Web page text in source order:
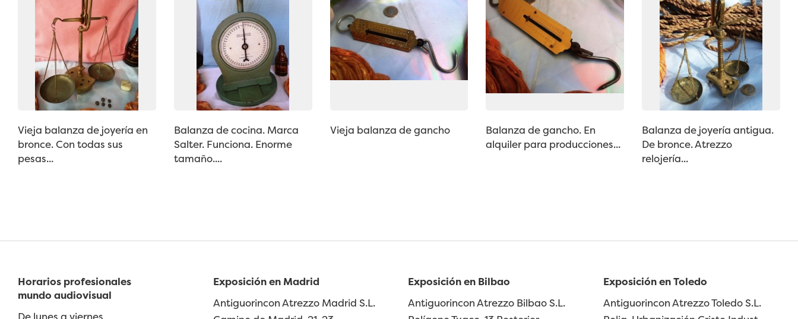
Vieja balanza de joyería en
bronce. Con todas sus
pesas...
Balanza de cocina. Marca
Salter. Funciona. Enorme
tamaño....
Vieja balanza de gancho
Balanza de gancho. En
alquiler para producciones...
Balanza de joyería antigua.
De bronce. Atrezzo
relojería...
Horarios profesionales
mundo audiovisual
De lunes a viernes
Exposición en Madrid
Antiguorincon Atrezzo Madrid S.L.
Exposición en Bilbao
Antiguorincon Atrezzo Bilbao S.L.
Exposición en Toledo
Antiguorincon Atrezzo Toledo S.L.